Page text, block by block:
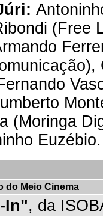
(Free
(Moringa
Euzébio.
do Meio Cinema
In", da